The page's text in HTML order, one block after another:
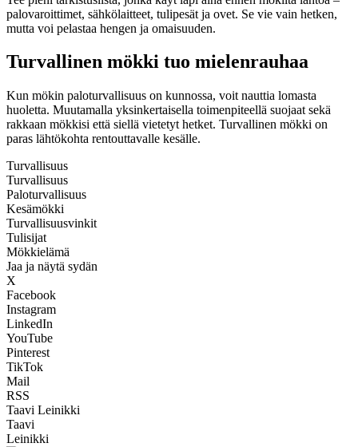
palovaroittimet, sähkölaitteet, tulipesät ja ovet. Se vie vain hetken,
mutta voi pelastaa hengen ja omaisuuden.
Turvallinen mökki tuo mielenrauhaa
Kun mökin paloturvallisuus on kunnossa, voit nauttia lomasta
huoletta. Muutamalla yksinkertaisella toimenpiteellä suojaat sekä
rakkaan mökkisi että siellä vietetyt hetket. Turvallinen mökki on
paras lähtökohta rentouttavalle kesälle.
Turvallisuus
Turvallisuus
Paloturvallisuus
Kesämökki
Turvallisuusvinkit
Tulisijat
Mökkielämä
Jaa ja näytä sydän
X
Facebook
Instagram
LinkedIn
YouTube
Pinterest
TikTok
Mail
RSS
Taavi Leinikki
Taavi
Leinikki